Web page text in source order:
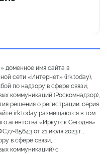
доменное имя сайта в
сети «Интернет» (irk.today),
по надзору в сфере связи,
коммуникаций (Роскомнадзор),
решения о регистрации: серия
irk.today размещаются в том
агентства «Иркутск Сегодня»
85643 от 21 июля 2023 г.,
в сфере связи,
коммуникаций) с